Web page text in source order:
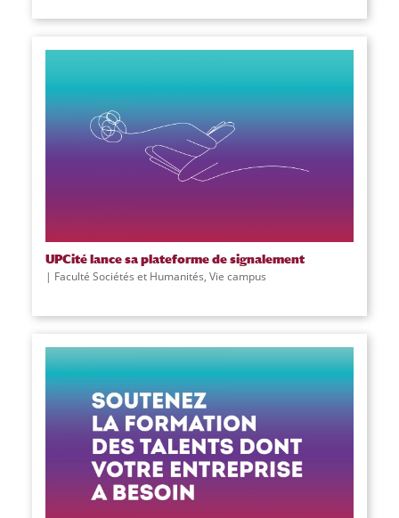
UPCité lance sa plateforme de signalement
Faculté Sociétés et Humanités, Vie campus